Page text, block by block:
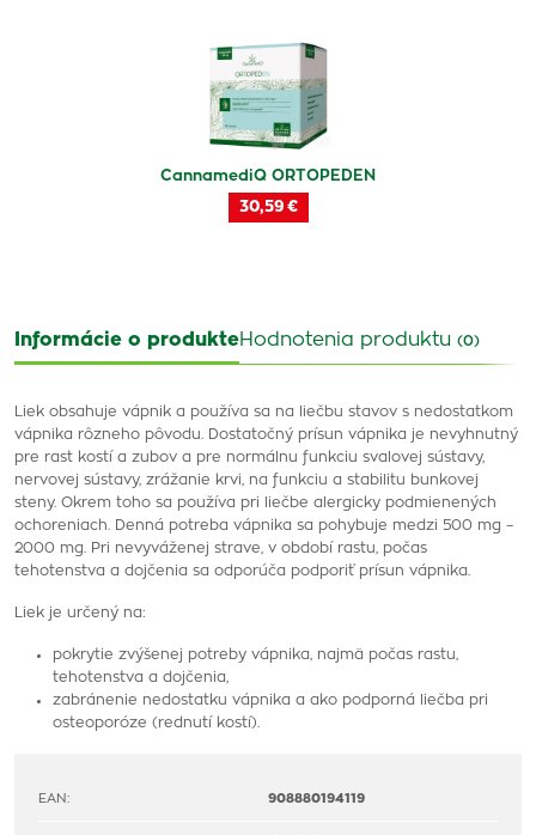
CannamediQ ORTOPEDEN
30,59 €
Informácie o produkteHodnotenia produktu (0)
Liek obsahuje vápnik a používa sa na liečbu stavov s nedostatkom
vápnika rôzneho pôvodu. Dostatočný prísun vápnika je nevyhnutný
pre rast kostí a zubov a pre normálnu funkciu svalovej sústavy,
nervovej sústavy, zrážanie krvi, na funkciu a stabilitu bunkovej
steny. Okrem toho sa používa pri liečbe alergicky podmienených
ochoreniach. Denná potreba vápnika sa pohybuje medzi 500 mg –
2000 mg. Pri nevyváženej strave, v období rastu, počas
tehotenstva a dojčenia sa odporúča podporiť prísun vápnika.
Liek je určený na:
pokrytie zvýšenej potreby vápnika, najmä počas rastu,
tehotenstva a dojčenia,
zabránenie nedostatku vápnika a ako podporná liečba pri
osteoporóze (rednutí kostí).
EAN: 908880194119